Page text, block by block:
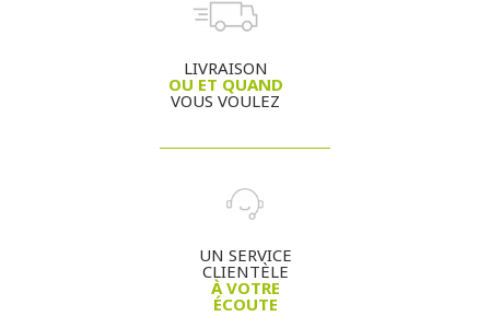
LIVRAISON
OU ET QUAND
VOUS VOULEZ
UN SERVICE
CLIENTÈLE
À VOTRE
ÉCOUTE